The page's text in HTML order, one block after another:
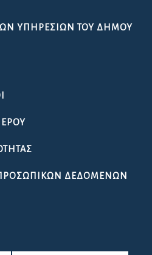
ΥΠΗΡΕΣΙΏΝ ΤΟΥ ΔΉΜΟΥ
ΠΡΟΣΩΠΙΚΩΝ ΔΕΔΟΜΕΝΩΝ